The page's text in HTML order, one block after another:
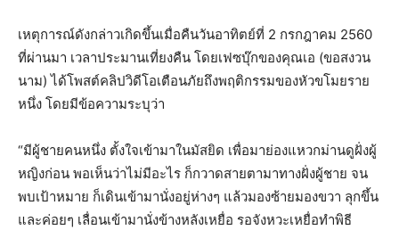
เหตุการณ์ดังกล่าวเกิดขึ้นเมื่อคืนวันอาทิตย์ที่ 2 กรกฎาคม 2560
ที่ผ่านมา เวลาประมานเที่ยงคืน โดยเฟซบุ๊กของคุณเอ (ขอสงวน
นาม) ได้โพสต์คลิปวิดีโอเตือนภัยถึงพฤติกรรมของหัวขโมยราย
หนึ่ง โดยมีข้อความระบุว่า
“มีผู้ชายคนหนึ่ง ตั้งใจเข้ามาในมัสยิด เพื่อมาย่องแหวกม่านดูฝั่งผู้
หญิงก่อน พอเห็นว่าไม่มีอะไร ก็กวาดสายตามาทางฝั่งผู้ชาย จน
พบเป้าหมาย ก็เดินเข้ามานั่งอยู่ห่างๆ แล้วมองซ้ายมองขวา ลุกขึ้น
และค่อยๆ เลื่อนเข้ามานั่งข้างหลังเหยื่อ รอจังหวะเหยื่อทำพิธี